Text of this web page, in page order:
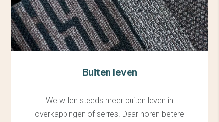
Buiten leven
We willen steeds meer buiten leven in
overkappingen of serres. Daar horen betere